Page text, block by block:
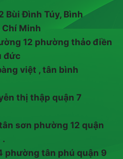
Bùi Đình Túy, Bình
Chí Minh
12 phường thảo điền
đức
việt , tân bình
thị thập quận 7
sơn phường 12 quận
.
phường tân phú quận 9